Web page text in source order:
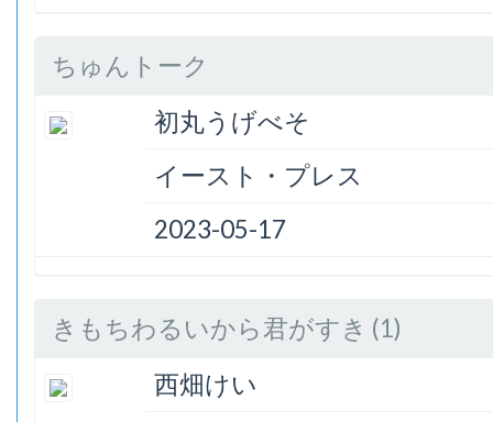
ちゅんトーク
初丸うげべそ
イースト・プレス
2023-05-17
きもちわるいから君がすき (1)
西畑けい